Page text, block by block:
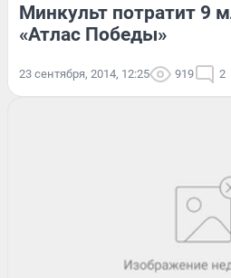
Минкульт потратит 9
«Атлас Победы»
23 сентября, 2014, 12:25 919 2